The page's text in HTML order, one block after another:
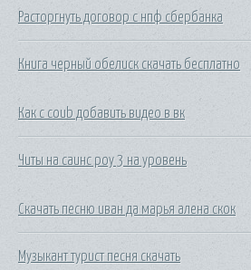
Расторгнуть договор с нпф сбербанка
Книга черный обелиск скачать бесплатно
Как с coub добавить видео в вк
Читы на саинс роу 3 на уровень
Скачать песню иван да марья алена скок
Музыкант турист песня скачать